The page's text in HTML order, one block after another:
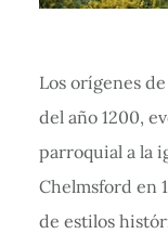
Los orígenes
del año 1200,
parroquial a la
Chelmsford en
de estilos